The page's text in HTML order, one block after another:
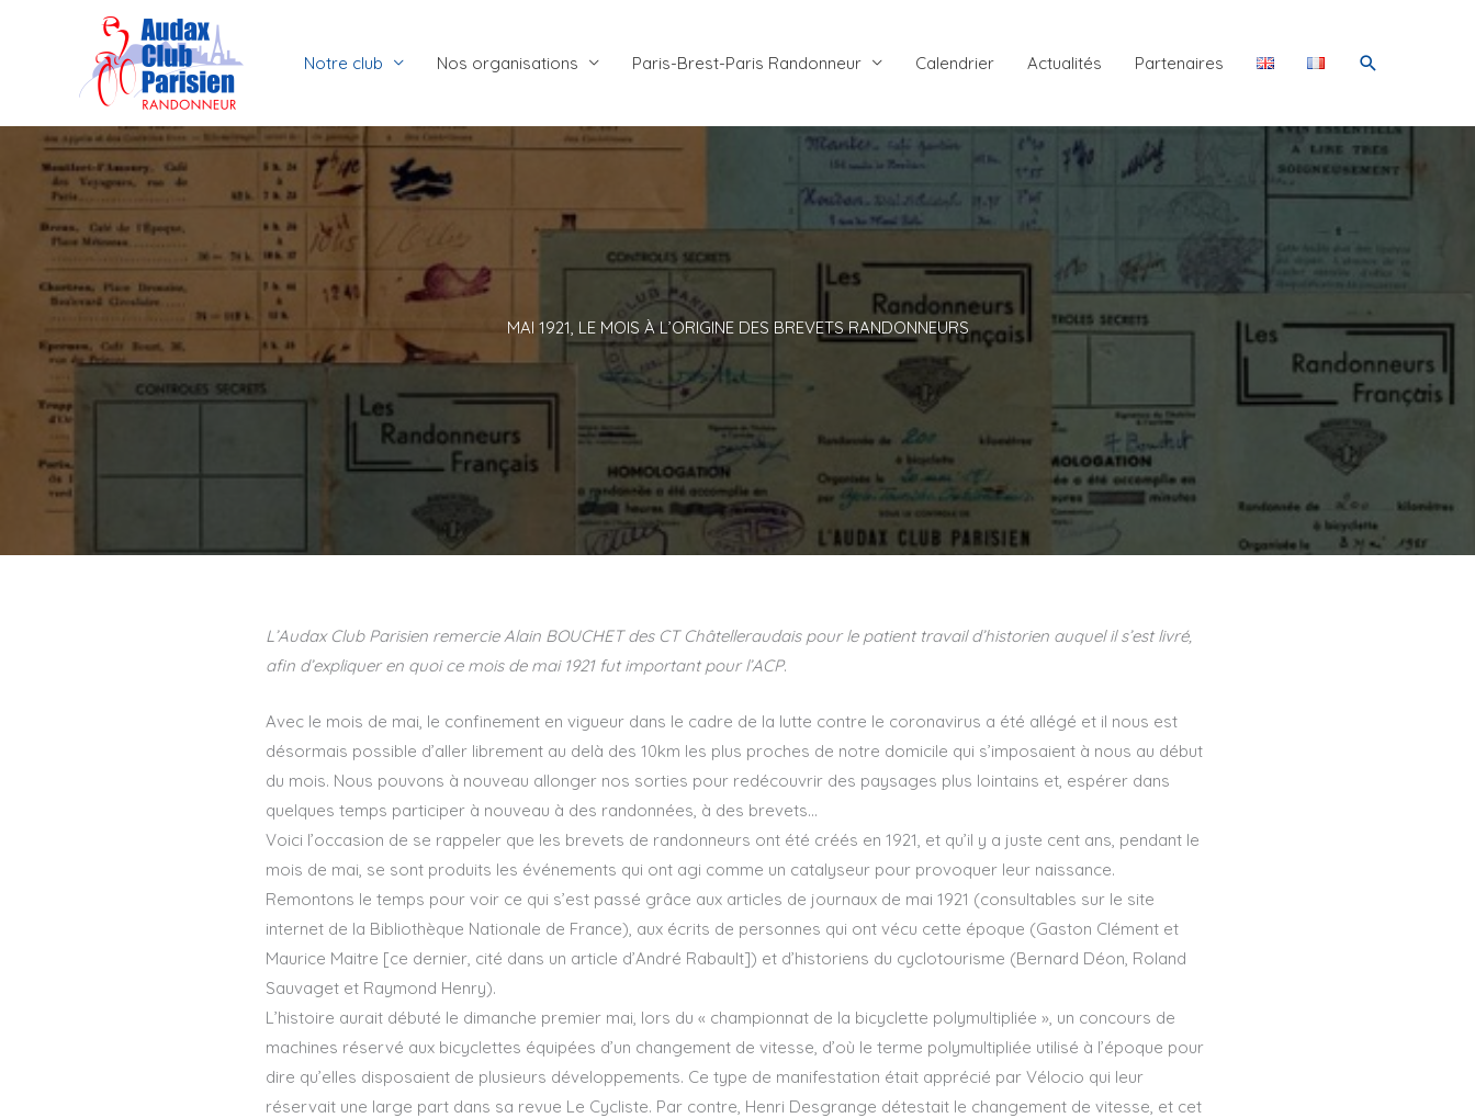
Notre club Nos organisations Paris-Brest-Paris Randonneur Calendrier Actualités Partenaires Rechercher
MAI 1921, LE MOIS À L’ORIGINE DES BREVETS RANDONNEURS
L’Audax Club Parisien remercie Alain BOUCHET des CT Châtelleraudais pour le patient travail d’historien auquel il s’est livré,
afin d’expliquer en quoi ce mois de mai 1921 fut important pour l’ACP.
Avec le mois de mai, le confinement en vigueur dans le cadre de la lutte contre le coronavirus a été allégé et il nous est
désormais possible d’aller librement au delà des 10km les plus proches de notre domicile qui s’imposaient à nous au début
du mois. Nous pouvons à nouveau allonger nos sorties pour redécouvrir des paysages plus lointains et, espérer dans
quelques temps participer à nouveau à des randonnées, à des brevets…
Voici l’occasion de se rappeler que les brevets de randonneurs ont été créés en 1921, et qu’il y a juste cent ans, pendant le
mois de mai, se sont produits les événements qui ont agi comme un catalyseur pour provoquer leur naissance.
Remontons le temps pour voir ce qui s’est passé grâce aux articles de journaux de mai 1921 (consultables sur le site
internet de la Bibliothèque Nationale de France), aux écrits de personnes qui ont vécu cette époque (Gaston Clément et
Maurice Maitre [ce dernier, cité dans un article d’André Rabault]) et d’historiens du cyclotourisme (Bernard Déon, Roland
Sauvaget et Raymond Henry).
L’histoire aurait débuté le dimanche premier mai, lors du « championnat de la bicyclette polymultipliée », un concours de
machines réservé aux bicyclettes équipées d’un changement de vitesse, d’où le terme polymultipliée utilisé à l’époque pour
dire qu’elles disposaient de plusieurs développements. Ce type de manifestation était apprécié par Vélocio qui leur
réservait une large part dans sa revue Le Cycliste. Par contre, Henri Desgrange détestait le changement de vitesse, et cet